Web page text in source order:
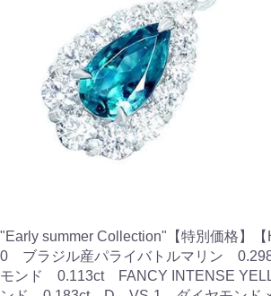
"Early summer Collection"【特別価格】
0 ブラジル産パライバトルマリン
モンド 0.113ct FANCY INTENSE